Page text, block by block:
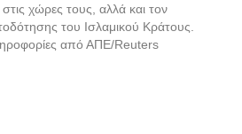
χώρες τους, αλλά και τον
του Ισλαμικού Κράτους.
από ΑΠΕ/Reuters